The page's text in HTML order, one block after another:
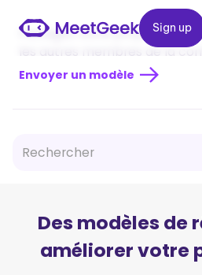
Sign up
Sign up
Partagez votre propre
les autres membres de la
Envoyer un modèle
Recherche sur les
Des modèles de
améliorer votre